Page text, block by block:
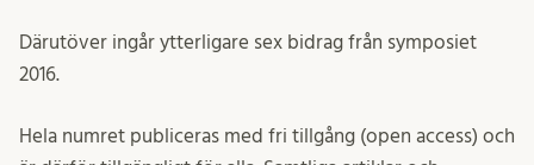
Därutöver ingår ytterligare sex bidrag från symposiet
2016.
Hela numret publiceras med fri tillgång (open access) och